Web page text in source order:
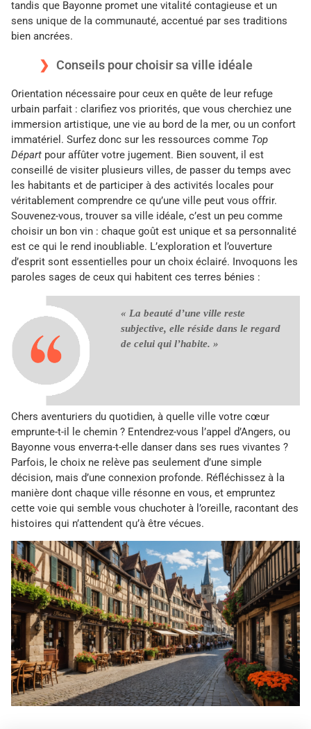
tandis que Bayonne promet une vitalité contagieuse et un
sens unique de la communauté, accentué par ses traditions
bien ancrées.
Conseils pour choisir sa ville idéale
Orientation nécessaire pour ceux en quête de leur refuge
urbain parfait : clarifiez vos priorités, que vous cherchiez une
immersion artistique, une vie au bord de la mer, ou un confort
immatériel. Surfez donc sur les ressources comme Top
Départ pour affûter votre jugement. Bien souvent, il est
conseillé de visiter plusieurs villes, de passer du temps avec
les habitants et de participer à des activités locales pour
véritablement comprendre ce qu’une ville peut vous offrir.
Souvenez-vous, trouver sa ville idéale, c’est un peu comme
choisir un bon vin : chaque goût est unique et sa personnalité
est ce qui le rend inoubliable. L’exploration et l’ouverture
d’esprit sont essentielles pour un choix éclairé. Invoquons les
paroles sages de ceux qui habitent ces terres bénies :
« La beauté d’une ville reste
subjective, elle réside dans le regard
de celui qui l’habite. »
Chers aventuriers du quotidien, à quelle ville votre cœur
emprunte-t-il le chemin ? Entendrez-vous l’appel d’Angers, ou
Bayonne vous enverra-t-elle danser dans ses rues vivantes ?
Parfois, le choix ne relève pas seulement d’une simple
décision, mais d’une connexion profonde. Réfléchissez à la
manière dont chaque ville résonne en vous, et empruntez
cette voie qui semble vous chuchoter à l’oreille, racontant des
histoires qui n’attendent qu’à être vécues.